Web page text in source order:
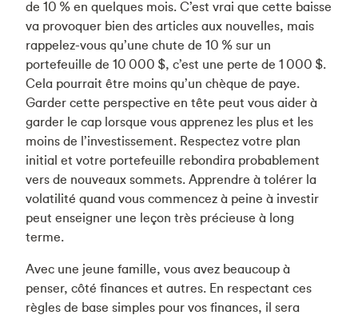
de 10 % en quelques mois. C’est vrai que cette baisse
va provoquer bien des articles aux nouvelles, mais
rappelez-vous qu’une chute de 10 % sur un
portefeuille de 10 000 $, c’est une perte de 1 000 $.
Cela pourrait être moins qu’un chèque de paye.
Garder cette perspective en tête peut vous aider à
garder le cap lorsque vous apprenez les plus et les
moins de l’investissement. Respectez votre plan
initial et votre portefeuille rebondira probablement
vers de nouveaux sommets. Apprendre à tolérer la
volatilité quand vous commencez à peine à investir
peut enseigner une leçon très précieuse à long
terme.
Avec une jeune famille, vous avez beaucoup à
penser, côté finances et autres. En respectant ces
règles de base simples pour vos finances, il sera